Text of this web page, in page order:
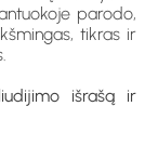
parodo,
tikras ir
išrašą ir